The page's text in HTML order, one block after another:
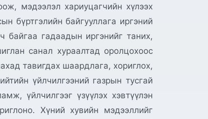
мэдээлэл хариуцагчийн хүлээх
бүртгэлийн байгууллага иргэний
байгаа гадаадын иргэнийг таних,
санал хураалтад оролцохоос
тавигдах шаардлага, хориглох,
үйлчилгээний газрын тусгай
үйлчилгээг үзүүлэх хэвтүүлэн
Хүний хувийн мэдээллийг